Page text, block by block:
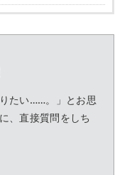
たい……。」とお思
、直接質問をしち